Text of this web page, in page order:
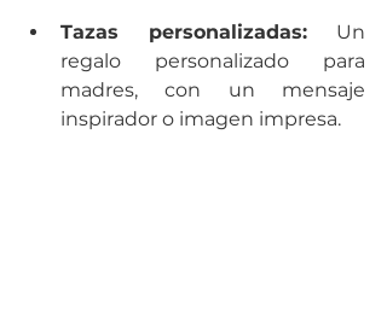
Tazas personalizadas: Un
regalo personalizado para
madres, con un mensaje
inspirador o imagen impresa.